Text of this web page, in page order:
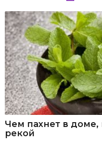
Чем пахнет в доме,
рекой